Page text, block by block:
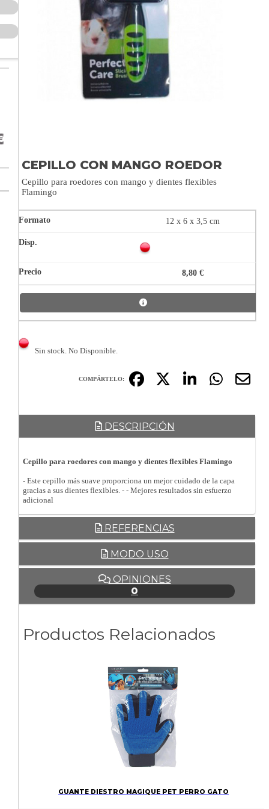
CEPILLO CON MANGO ROEDOR
Cepillo para roedores con mango y dientes flexibles
Flamingo
12 x 6 x 3,5 cm
8,80 €
Sin stock. No Disponible.
COMPÁRTELO:
DESCRIPCIÓN
Cepillo para roedores con mango y dientes flexibles Flamingo
- Este cepillo más suave proporciona un mejor cuidado de la capa
gracias a sus dientes flexibles. - - Mejores resultados sin esfuerzo
adicional
REFERENCIAS
MODO USO
OPINIONES
0
Productos Relacionados
GUANTE DIESTRO MAGIQUE PET PERRO GATO